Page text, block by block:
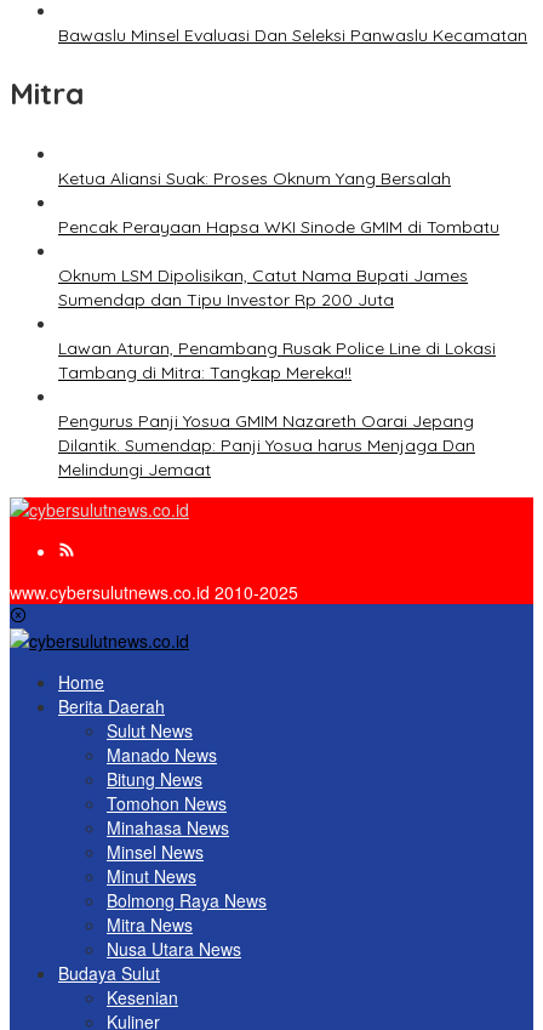
Bawaslu Minsel Evaluasi Dan Seleksi Panwaslu Kecamatan
Mitra
Ketua Aliansi Suak: Proses Oknum Yang Bersalah
Pencak Perayaan Hapsa WKI Sinode GMIM di Tombatu
Oknum LSM Dipolisikan, Catut Nama Bupati James
Sumendap dan Tipu Investor Rp 200 Juta
Lawan Aturan, Penambang Rusak Police Line di Lokasi
Tambang di Mitra: Tangkap Mereka!!
Pengurus Panji Yosua GMIM Nazareth Oarai Jepang
Dilantik. Sumendap: Panji Yosua harus Menjaga Dan
Melindungi Jemaat
www.cybersulutnews.co.id 2010-2025
Home
Berita Daerah
Sulut News
Manado News
Bitung News
Tomohon News
Minahasa News
Minsel News
Minut News
Bolmong Raya News
Mitra News
Nusa Utara News
Budaya Sulut
Kesenian
Kuliner